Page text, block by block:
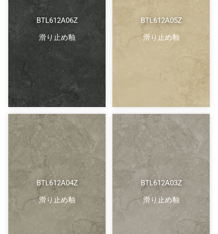
BTL612A06Z
滑り止め釉
BTL612A05Z
滑り止め釉
BTL612A04Z
滑り止め釉
BTL612A03Z
滑り止め釉